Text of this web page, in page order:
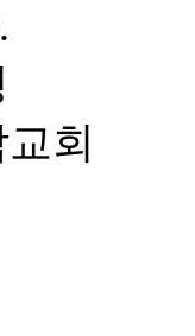
회